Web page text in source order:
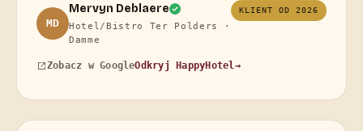
MD
Mervyn Deblaere
Hotel/Bistro Ter Polders ·
Damme
KLIENT OD 2026
Zobacz w GoogleOdkryj HappyHotel →